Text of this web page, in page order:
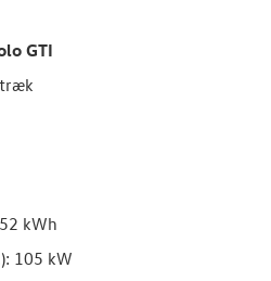
GTI
kWh
105 kW